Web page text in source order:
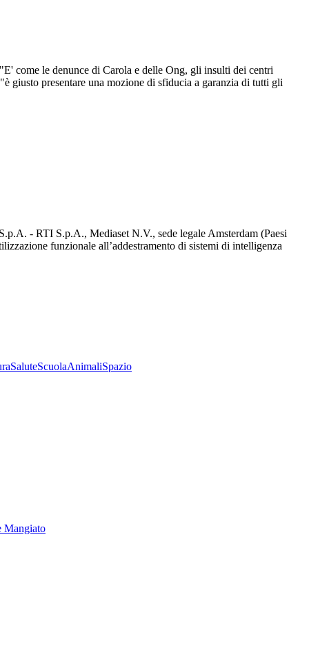
come le denunce di Carola e delle Ong, gli insulti dei centri
giusto presentare una mozione di sfiducia a garanzia di tutti gli
- RTI S.p.A., Mediaset N.V., sede legale Amsterdam (Paesi
funzionale all’addestramento di sistemi di intelligenza
SaluteScuolaAnimaliSpazio
Mangiato